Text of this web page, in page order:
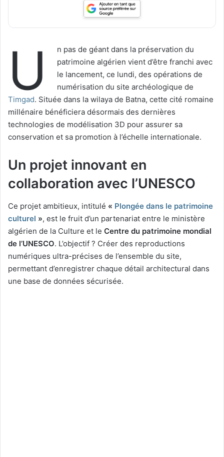
U
n pas de géant dans la préservation du
patrimoine algérien vient d’être franchi avec
le lancement, ce lundi, des opérations de
numérisation du site archéologique de
Timgad. Située dans la wilaya de Batna, cette cité romaine
millénaire bénéficiera désormais des dernières
technologies de modélisation 3D pour assurer sa
conservation et sa promotion à l’échelle internationale.
Un projet innovant en
collaboration avec l’UNESCO
Ce projet ambitieux, intitulé « Plongée dans le patrimoine
culturel », est le fruit d’un partenariat entre le ministère
algérien de la Culture et le Centre du patrimoine mondial
de l’UNESCO. L’objectif ? Créer des reproductions
numériques ultra-précises de l’ensemble du site,
permettant d’enregistrer chaque détail architectural dans
une base de données sécurisée.